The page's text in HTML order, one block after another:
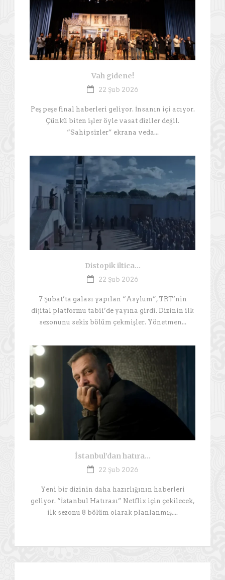
Vah gidene!
22 Şub 2026
Peş peşe final haberleri geliyor. İnsanın içi acıyor.
Çünkü biten işler öyle vasat diziler değil.
“Sahipsizler” ekrana veda...
Distopik iltica…
22 Şub 2026
7 Şubat’ta galası yapılan “Asylum”, TRT’nin
dijital platformu tabii’de yayına girdi. Dizinin ilk
sezonunu sekiz bölüm çekmişler. Yönetmen...
İstanbul’dan hatıra…
22 Şub 2026
Yeni bir dizinin daha hazırlığının haberleri
geliyor. “İstanbul Hatırası” Netflix için çekilecek,
ilk sezonu 8 bölüm olarak planlanmış....